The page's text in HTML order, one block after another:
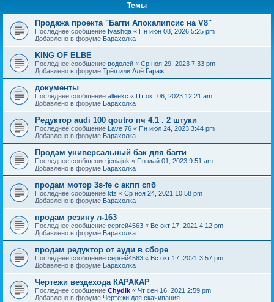
Темы
Продажа проекта "Багги Апокалипсис на V8"
Последнее сообщение Ivashqa « Пн июн 08, 2026 5:25 pm
Добавлено в форуме Барахолка
KING OF ELBE
Последнее сообщение водолей « Ср ноя 29, 2023 7:33 pm
Добавлено в форуме Трёп или Алё Гараж!
документы
Последнее сообщение alleekc « Пт окт 06, 2023 12:21 am
Добавлено в форуме Барахолка
Редуктор audi 100 qoutro пч 4.1 . 2 штуки
Последнее сообщение Lave 76 « Пн июл 24, 2023 3:44 pm
Добавлено в форуме Барахолка
Продам универсальный бак для багги
Последнее сообщение jeniajuk « Пн май 01, 2023 9:51 am
Добавлено в форуме Барахолка
продам мотор 3s-fe c акпп спб
Последнее сообщение kfz « Ср ноя 24, 2021 10:58 pm
Добавлено в форуме Барахолка
продам резину л-163
Последнее сообщение сергей4563 « Вс окт 17, 2021 4:12 pm
Добавлено в форуме Барахолка
продам редуктор от ауди в сборе
Последнее сообщение сергей4563 « Вс окт 17, 2021 3:57 pm
Добавлено в форуме Барахолка
Чертежи вездехода КАРАКАР
Последнее сообщение Chydik « Чт сен 16, 2021 2:59 pm
Добавлено в форуме Чертежи для скачивания